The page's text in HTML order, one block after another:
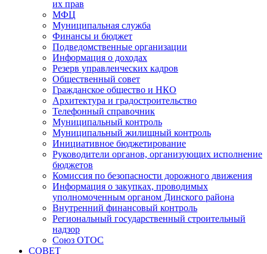
их прав
МФЦ
Муниципальная служба
Финансы и бюджет
Подведомственные организации
Информация о доходах
Резерв управленческих кадров
Общественный совет
Гражданское общество и НКО
Архитектура и градостроительство
Телефонный справочник
Муниципальный контроль
Муниципальный жилищный контроль
Инициативное бюджетирование
Руководители органов, организующих исполнение
бюджетов
Комиссия по безопасности дорожного движения
Информация о закупках, проводимых
уполномоченным органом Динского района
Внутренний финансовый контроль
Региональный государственный строительный
надзор
Союз ОТОС
СОВЕТ